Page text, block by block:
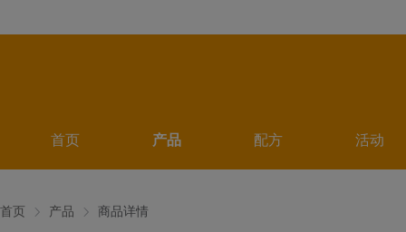
首页 产品 配方 活动
首页 产品 商品详情